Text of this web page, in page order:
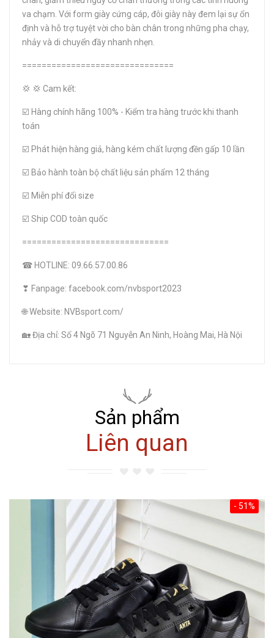
va chạm. Với form giày cứng cáp, đôi giày này đem lại sự ổn
định và hỗ trợ tuyệt vời cho bàn chân trong những pha chạy,
nhảy và di chuyển đầy nhanh nhẹn.
===============================
💢 💢 Cam kết:
☑️ Hàng chính hãng 100% - Kiểm tra hàng trước khi thanh
toán
☑️ Phát hiện hàng giả, hàng kém chất lượng đền gấp 10 lần
☑️ Bảo hành toàn bộ chất liệu sản phẩm 12 tháng
☑️ Miễn phí đổi size
☑️ Ship COD toàn quốc
==============================
☎ HOTLINE: 09.66.57.00.86
❣ Fanpage: facebook.com/nvbsport2023
🌐 Website: NVBsport.com/
🏡 Địa chỉ: Số 4 Ngõ 71 Nguyễn An Ninh, Hoàng Mai, Hà Nội
Sản phẩm
Liên quan
- 51%